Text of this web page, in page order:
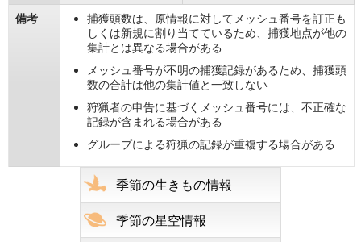
備考
捕獲頭数は、原情報に対してメッシュ番号を訂正も
しくは新規に割り当てているため、捕獲地点が他の
集計とは異なる場合がある
メッシュ番号が不明の捕獲記録があるため、捕獲頭
数の合計は他の集計値と一致しない
狩猟者の申告に基づくメッシュ番号には、不正確な
記録が含まれる場合がある
グループによる狩猟の記録が重複する場合がある
季節の生きもの情報
季節の星空情報